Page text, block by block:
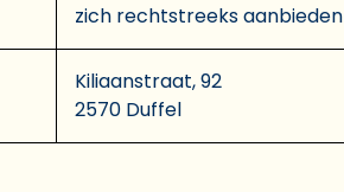
zich rechtstreeks aanbieden
Kiliaanstraat, 92
2570 Duffel